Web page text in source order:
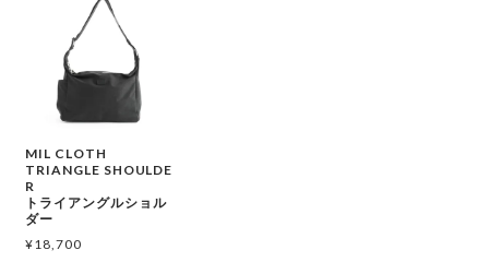
MIL CLOTH
TRIANGLE SHOULDE
R
トライアングルショル
ダー
¥18,700